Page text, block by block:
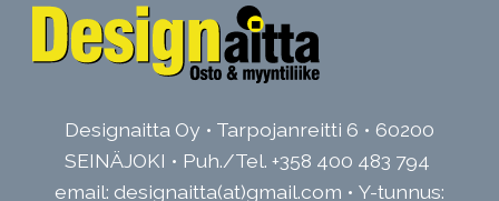
Designaitta Oy • Tarpojanreitti 6 • 60200
SEINÄJOKI • Puh./Tel. +358 400 483 794
email: designaitta(at)gmail.com • Y-tunnus: